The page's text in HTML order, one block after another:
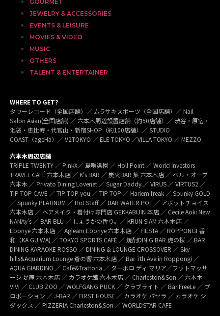
GOURMET
JEWELRY & ACCESSORIES
EVENTS & LEISURE
MOVIES & VIDEO
MUSIC
OTHERS
TALENT & ENTERTAINER
WHERE TO GET?
タワーレコード（全国店舗）／ ムラサキスポーツ（全国店舗）／ Nail
Salon Asian(全国店舗) ／ 六本木周辺設置店舗（約50店舗）／ 渋谷・原宿・
池袋・恵比寿・代官山・新宿SHOP（約100店舗）／ STUDIO
COAST（ageHa）／ V2TOKYO ／ ELE TOKYO ／VILLA TOKYO ／ MEZZO
六本木周辺店舗
TRIPLE TWENTY ／ PinkX／ 島唄楽園 ／ Holl Point ／ World Investors
TRAVEL CAFÉ 六本木店 ／ K’s BAR ／ 炭火BAR 集 六本木店 ／ ベル・オーブ
六本木 ／ Privato Dining Lovenet ／ Sugar Daddy ／ VIRUS ／ VIRTUS2 ／
TIP TOP CAVE ／ TIP TOP you ／ TIP TOP ／ Harlem freak ／ Spunky GOLD
／ Spunky PLATINUM ／ Hot Staff ／ BAR WATER POT ／ アボットチョイス
六本木店 ／ ヘアメイク・着付け専門店 GEKKABIJIN 本店 ／ Cecile Aoki New
NANAy’s ／ BAR BLU ／ しょうがの香り。／ KRUN SIAM 六本木店 ／
Ebonye 六本木店 ／ Agleam Ebonye 六本木店 ／ FIESTA ／ ROPPONGI 香
和（KA GU WA) ／ TOKYO SPORTS CAFÉ ／ 焼酎DINIG BAR 虎の桜 ／ BAR
DINING KARAOKE ROSSO ／ DINING & LOUNGE CROSSOVER ／ Sky
hills&Aquarium Lounge 蒼の響 六本木店 ／ Bar 7th Ave.in Roppongi ／
AQUA GIARDINO ／ Café&Trattoria ／ ターボロ ディ マリア／フットマッサ
ージ 足庵 六本木店 ／ カラオケ館 六本木店 ／ Charleston&Son ／ 六本木
VIVI ／ CLUB ZOO ／ WOLFGANG PUCK ／ クラブライト ／ Bar FreeLe ／ プ
ロポーション ／ J-BAR ／ FIRST HOUSE ／ カラオケ パセラ ／ カラオケ シ
ダックス ／ PIZZERIA Charleston&Son ／ WORLDSTAR CAFE